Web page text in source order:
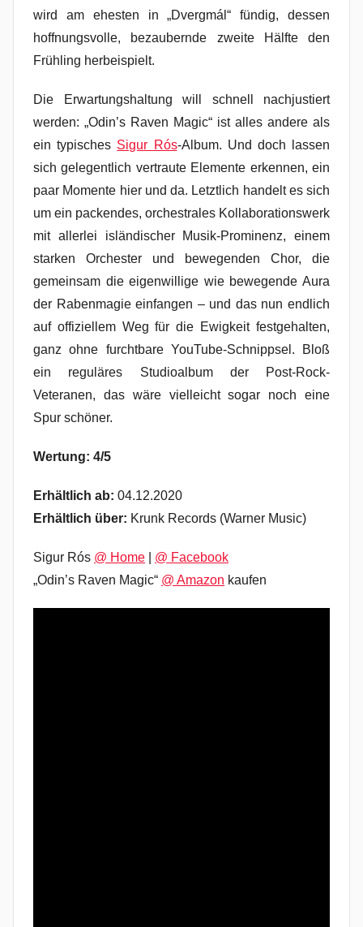
wird am ehesten in „Dvergmál“ fündig, dessen
hoffnungsvolle, bezaubernde zweite Hälfte den
Frühling herbeispielt.
Die Erwartungshaltung will schnell nachjustiert
werden: „Odin’s Raven Magic“ ist alles andere als
ein typisches Sigur Rós-Album. Und doch lassen
sich gelegentlich vertraute Elemente erkennen, ein
paar Momente hier und da. Letztlich handelt es sich
um ein packendes, orchestrales Kollaborationswerk
mit allerlei isländischer Musik-Prominenz, einem
starken Orchester und bewegenden Chor, die
gemeinsam die eigenwillige wie bewegende Aura
der Rabenmagie einfangen – und das nun endlich
auf offiziellem Weg für die Ewigkeit festgehalten,
ganz ohne furchtbare YouTube-Schnippsel. Bloß
ein reguläres Studioalbum der Post-Rock-
Veteranen, das wäre vielleicht sogar noch eine
Spur schöner.
Wertung: 4/5
Erhältlich ab: 04.12.2020
Erhältlich über: Krunk Records (Warner Music)
Sigur Rós @ Home
@ Facebook
„Odin’s Raven Magic“ @ Amazon kaufen